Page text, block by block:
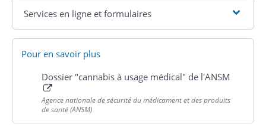
Services en ligne et formulaires
Pour en savoir plus
Dossier "cannabis à usage médical" de l'ANSM
Agence nationale de sécurité du médicament et des produits
de santé (ANSM)